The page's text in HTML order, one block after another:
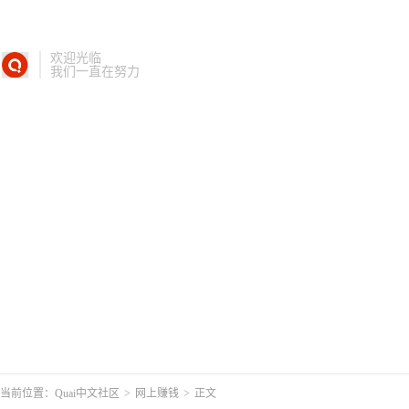
欢迎光临
我们一直在努力
当前位置： Quai中文社区 > 网上赚钱 > 正文